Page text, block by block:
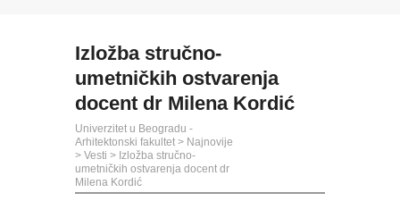
Izložba stručno-
umetničkih ostvarenja
docent dr Milena Kordić
Univerzitet u Beogradu -
Arhitektonski fakultet > Najnovije
> Vesti > Izložba stručno-
umetničkih ostvarenja docent dr
Milena Kordić